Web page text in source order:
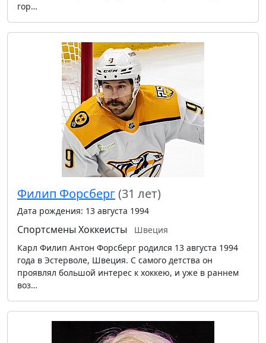
гор…
Филип Форсберг(31 лет)
Дата рождения: 13 августа 1994
Спортсмены Хоккеисты
Швеция
Карл Филип Антон Форсберг родился 13 августа 1994
года в Эстерволе, Швеция. С самого детства он
проявлял большой интерес к хоккею, и уже в раннем
воз…